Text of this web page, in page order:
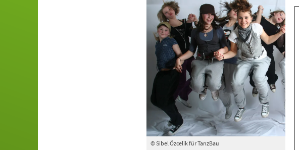
© Sibel Özcelik für TanzBau